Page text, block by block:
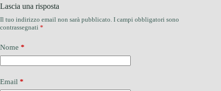
Lascia una risposta
Il tuo indirizzo email non sarà pubblicato. I campi obbligatori sono
contrassegnati *
Nome *
Email *